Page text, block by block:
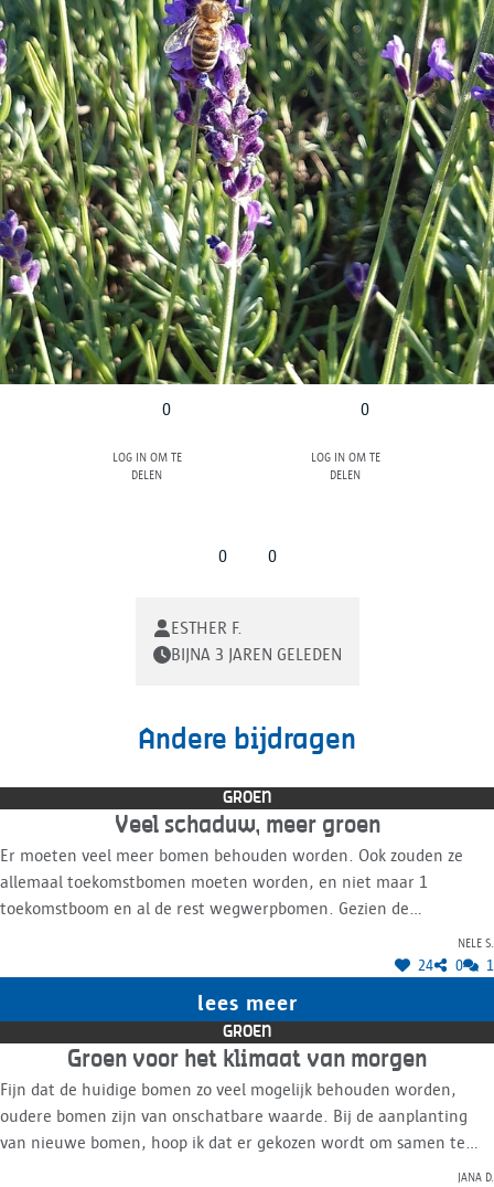
0
Log in om te
delen
0
Log in om te
delen
0 0
ESTHER F.
BIJNA 3 JAREN GELEDEN
Andere bijdragen
GROEN
Veel schaduw, meer groen
Er moeten veel meer bomen behouden worden. Ook zouden ze
allemaal toekomstbomen moeten worden, en niet maar 1
toekomstboom en al de rest wegwerpbomen. Gezien de
schaduwplekken nodig. Wie nu nog achter zon vraagt, die is niet
opvang van regenwater, dat is wat er nodig is. Bomen met brede
schaduwkruinen, struiken, bodembedekkers, vaste planten en
bloemenweiden zijn nodig op elk plein in de stad. Nu het nieuwe
plan voor de Groenplaats weer een gigantische miskleun is, dat
alle bestaande bomen gaat vernietigen en wat extra sprietjes
aanplanten die binnen 20 jaar weer tegen de vlakte gaan, is het
alle hens aan dek. De Groenplaats gaat een Grijsplaats blijven met
Nele S.
24 0 1
lees meer
GROEN
Groen voor het klimaat van morgen
Fijn dat de huidige bomen zo veel mogelijk behouden worden,
oudere bomen zijn van onschatbare waarde. Bij de aanplanting
van nieuwe bomen, hoop ik dat er gekozen wordt om samen te
werken met professionals die kijken naar hoe het klimaat van deJana D.